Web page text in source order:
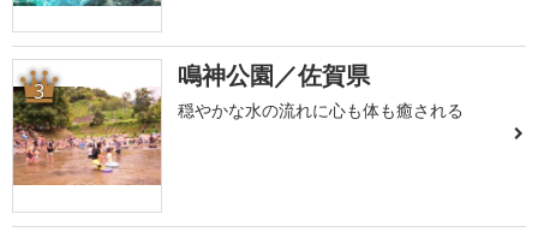
3 鳴神公園／佐賀県
穏やかな水の流れに心も体も癒される